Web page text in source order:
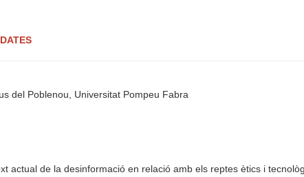
del Poblenou, Universitat Pompeu Fabra
actual de la desinformació en relació amb els reptes ètics i